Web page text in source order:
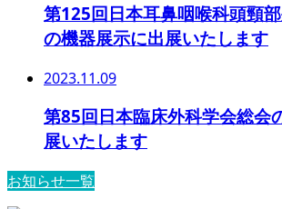
第125回日本耳鼻咽喉科頭頸
の機器展示に出展いたします
2023.11.09
第85回日本臨床外科学会総会
展いたします
お知らせ一覧